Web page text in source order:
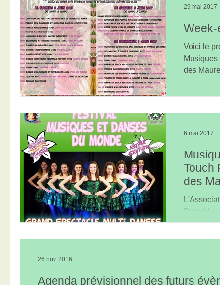
Week-
Voici le
Musiques
des
29 mai 2017
Touch
des
Dermid
du
6 mai 2017
Agenda prévisionnel des futurs
26 nov. 2016